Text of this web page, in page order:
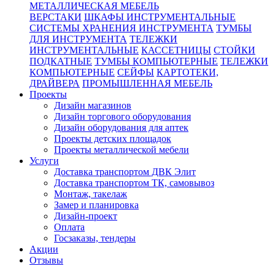
МЕТАЛЛИЧЕСКАЯ МЕБЕЛЬ
ВЕРСТАКИ ШКАФЫ ИНСТРУМЕНТАЛЬНЫЕ
СИСТЕМЫ ХРАНЕНИЯ ИНСТРУМЕНТА ТУМБЫ
ДЛЯ ИНСТРУМЕНТА ТЕЛЕЖКИ
ИНСТРУМЕНТАЛЬНЫЕ КАССЕТНИЦЫ СТОЙКИ
ПОДКАТНЫЕ ТУМБЫ КОМПЬЮТЕРНЫЕ ТЕЛЕЖКИ
КОМПЬЮТЕРНЫЕ СЕЙФЫ КАРТОТЕКИ,
ДРАЙВЕРА ПРОМЫШЛЕННАЯ МЕБЕЛЬ
Проекты
Дизайн магазинов
Дизайн торгового оборудования
Дизайн оборудования для аптек
Проекты детских площадок
Проекты металлической мебели
Услуги
Доставка транспортом ДВК Элит
Доставка транспортом ТК, самовывоз
Монтаж, такелаж
Замер и планировка
Дизайн-проект
Оплата
Госзаказы, тендеры
Акции
Отзывы